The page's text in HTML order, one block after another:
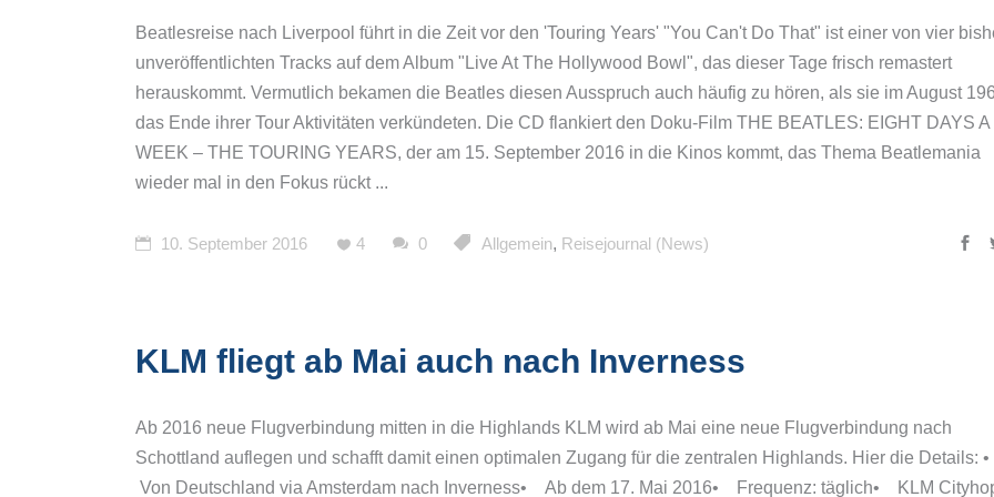
Beatlesreise nach Liverpool führt in die Zeit vor den 'Touring Years' "You Can't Do That" ist einer von vier
unveröffentlichten Tracks auf dem Album "Live At The Hollywood Bowl", das dieser Tage frisch remastert
herauskommt. Vermutlich bekamen die Beatles diesen Ausspruch auch häufig zu hören, als sie im August
das Ende ihrer Tour Aktivitäten verkündeten. Die CD flankiert den Doku-Film THE BEATLES: EIGHT DAYS A
WEEK – THE TOURING YEARS, der am 15. September 2016 in die Kinos kommt, das Thema Beatlemania
wieder mal in den Fokus rückt
10. September 2016 4 0 Allgemein, Reisejournal (News)
KLM fliegt ab Mai auch nach Inverness
Ab 2016 neue Flugverbindung mitten in die Highlands KLM wird ab Mai eine neue Flugverbindung nach
Schottland auflegen und schafft damit einen optimalen Zugang für die zentralen Highlands. Hier die Details: •
Von Deutschland via Amsterdam nach Inverness• Ab dem 17. Mai 2016• Frequenz: täglich• KLM